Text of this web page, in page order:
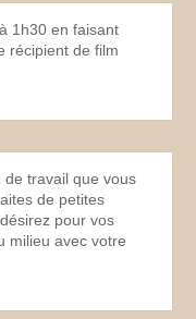
1h30 en faisant
récipient de film
de travail que vous
de petites
pour vos
milieu avec votre